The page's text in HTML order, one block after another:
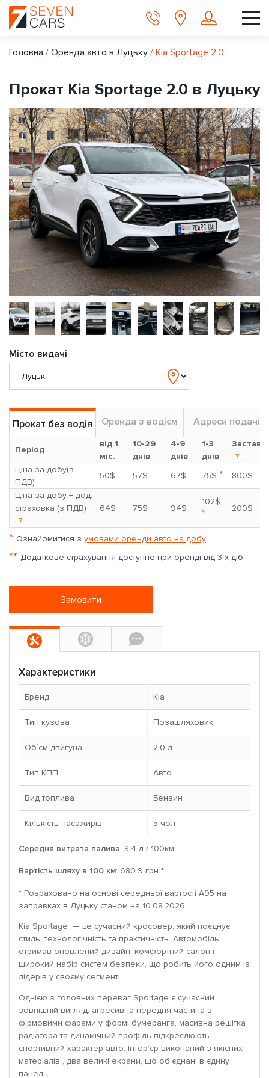
Головна / Оренда авто в Луцьку / Kia Sportage 2.0
Прокат Kia Sportage 2.0 в Луцьку
Місто видачі
Прокат без водія Оренда з водієм Адреси подачі
Період
від 1
міс.
10-29
днів
4-9
днів
1-3
днів
Застава
?
Ціна за добу(з
ПДВ)
50$ 57$ 67$ 75$ *
800$
Ціна за добу + дод.
страховка (з ПДВ)
?
64$ 75$ 94$
102$
* 200$
* Ознайомитися з умовами оренди авто на добу
** Додаткове страхування доступне при оренді від 3-х діб
Замовити
Характеристики
Бренд Kia
Тип кузова Позашляховик
Об`єм двигуна 2.0 л
Тип КПП Авто
Вид топлива Бензин
Кількість пасажирів 5 чoл
Середня витрата палива: 8.4 л / 100км
Вартість шляху в 100 км: 680.9 грн *
* Розраховано на основі середньої вартості A95 на
заправках в Луцьку станом на 10.08.2026
Kia Sportage — це сучасний кросовер, який поєднує
стиль, технологічність та практичність. Автомобіль
отримав оновлений дизайн, комфортний салон і
широкий набір систем безпеки, що робить його одним із
лідерів у своєму сегменті.
Однією з головних переваг Sportage є сучасний
зовнішній вигляд: агресивна передня частина з
фірмовими фарами у формі бумеранга, масивна решітка
радіатора та динамічний профіль підкреслюють
спортивний характер авто. Інтер’єр виконаний з якісних
матеріалів , два великі екрани, що об’єднані в єдину
панель.